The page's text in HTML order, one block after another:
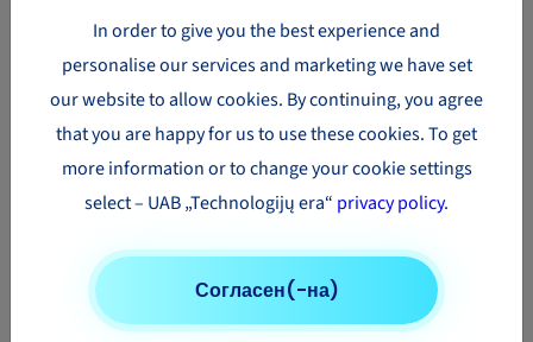
Доставка
посылок
в
Болгарию
Доставка
Латвию
Доставка
посылок
Хорватии
Германию
Доставка
посылок в
Люксембурге
Доставка
Доставка
In order to give you the best experience and
personalise our services and marketing we have set
our website to allow cookies. By continuing, you agree
that you are happy for us to use these cookies. To get
more information or to change your cookie settings
select – UAB „Technologijų era“ privacy policy.
Согласен(-на)